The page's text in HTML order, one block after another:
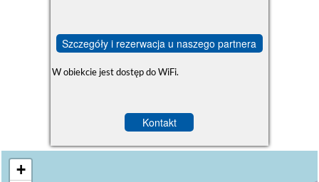
Szczegóły i rezerwacja u naszego partnera
W obiekcie jest dostęp do WiFi.
Kontakt
+